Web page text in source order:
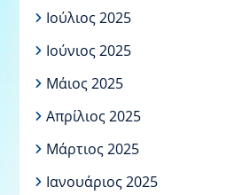
Ιούλιος 2025
Ιούνιος 2025
Μάιος 2025
Απρίλιος 2025
Μάρτιος 2025
Ιανουάριος 2025